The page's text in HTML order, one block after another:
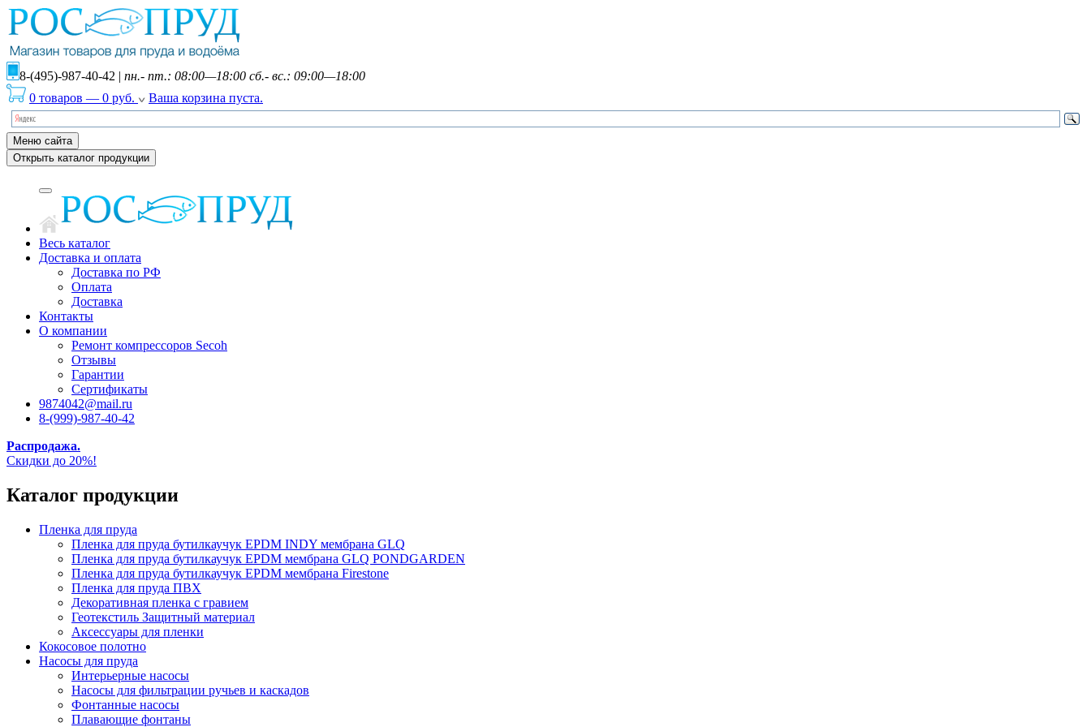
8-(495)-987-40-42 | пн.- пт.: 08:00—18:00 сб.- вс.: 09:00—18:00
0 товаров — 0 руб. Ваша корзина пуста.
Меню сайта
Открыть каталог продукции
Весь каталог
Доставка и оплата
Доставка по РФ
Оплата
Доставка
Контакты
О компании
Ремонт компрессоров Secoh
Отзывы
Гарантии
Сертификаты
9874042@mail.ru
8-(999)-987-40-42
Распродажа.
Скидки до 20%!
Каталог продукции
Пленка для пруда
Пленка для пруда бутилкаучук EPDM INDY мембрана GLQ
Пленка для пруда бутилкаучук EPDM мембрана GLQ PONDGARDEN
Пленка для пруда бутилкаучук EPDM мембрана Firestone
Пленка для пруда ПВХ
Декоративная пленка с гравием
Геотекстиль Защитный материал
Аксессуары для пленки
Кокосовое полотно
Насосы для пруда
Интерьерные насосы
Насосы для фильтрации ручьев и каскадов
Фонтанные насосы
Плавающие фонтаны